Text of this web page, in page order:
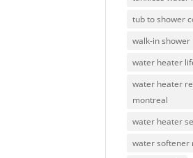
tub to shower
walk-in shower
water heater
water heater
montreal
water heater
water softener